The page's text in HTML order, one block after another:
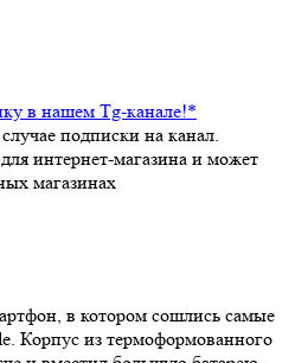
в нашем Tg-канале!*
подписки на канал.
интернет-магазина и может
магазинах
в котором сошлись самые
Корпус из термоформованного